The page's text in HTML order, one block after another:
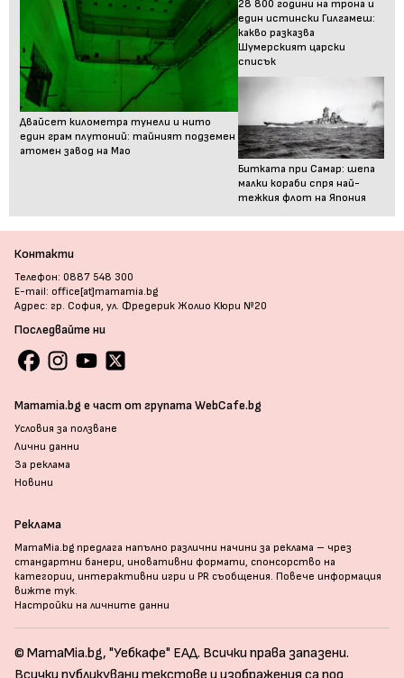
Двайсет километра тунели и нито
един грам плутоний: тайният подземен
атомен завод на Мао
28 800 години на трона и
един истински Гилгамеш:
какво разказва
Шумерският царски
списък
Битката при Самар: шепа
малки кораби спря най-
тежкия флот на Япония
Контакти
Телефон: 0887 548 300
E-mail: office[at]mamamia.bg
Адрес: гр. София, ул. Фредерик Жолио Кюри №20
Последвайте ни
Mamamia.bg е част от групата WebCafe.bg
Условия за ползване
Лични данни
За реклама
Новини
Реклама
MamaMia.bg предлага напълно различни начини за реклама – чрез
стандартни банери, иновативни формати, спонсорство на
категории, интерактивни игри и PR съобщения. Повече информация
вижте тук.
Настройки на личните данни
© MamaMia.bg, "Уебкафе" ЕАД. Всички права запазени.